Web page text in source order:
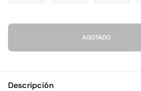
AGOTADO
Descripción